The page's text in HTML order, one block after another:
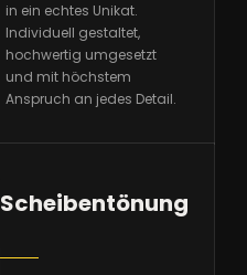
in ein echtes Unikat.
Individuell gestaltet,
hochwertig umgesetzt
und mit höchstem
Anspruch an jedes Detail.
Scheibentönung